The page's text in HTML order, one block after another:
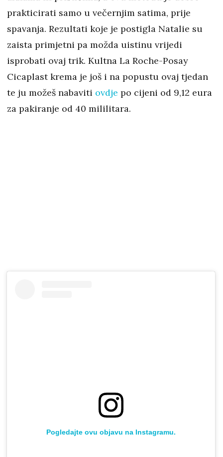
prakticirati samo u večernjim satima, prije
spavanja. Rezultati koje je postigla Natalie su
zaista primjetni pa možda uistinu vrijedi
isprobati ovaj trik. Kultna La Roche-Posay
Cicaplast krema je još i na popustu ovaj tjedan
te ju možeš nabaviti ovdje po cijeni od 9,12 eura
za pakiranje od 40 mililitara.
Pogledajte ovu objavu na Instagramu.